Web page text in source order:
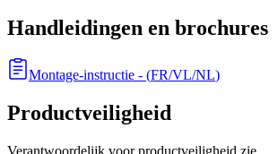
Handleidingen en brochures
Montage-instructie - (FR/VL/NL)
Productveiligheid
Verantwoordelijk voor productveiligheid zie